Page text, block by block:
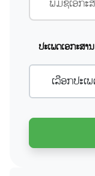
ປະເພດເອກະສານ